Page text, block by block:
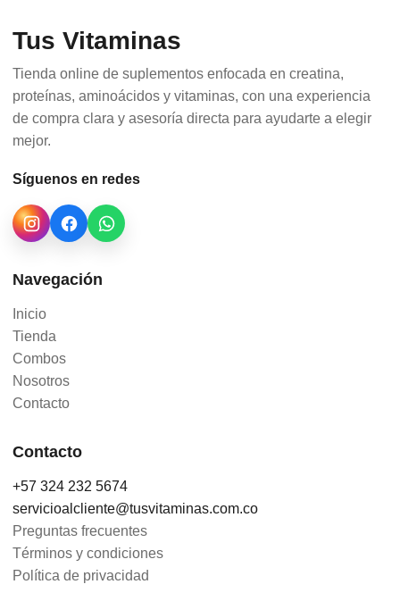
Tus Vitaminas
Tienda online de suplementos enfocada en creatina,
proteínas, aminoácidos y vitaminas, con una experiencia
de compra clara y asesoría directa para ayudarte a elegir
mejor.
Síguenos en redes
Navegación
Inicio
Tienda
Combos
Nosotros
Contacto
Contacto
+57 324 232 5674
servicioalcliente@tusvitaminas.com.co
Preguntas frecuentes
Términos y condiciones
Política de privacidad